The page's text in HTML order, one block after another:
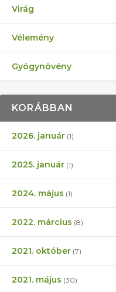
Virág
Vélemény
Gyógynövény
KORÁBBAN
2026. január (1)
2025. január (1)
2024. május (1)
2022. március (8)
2021. október (7)
2021. május (30)